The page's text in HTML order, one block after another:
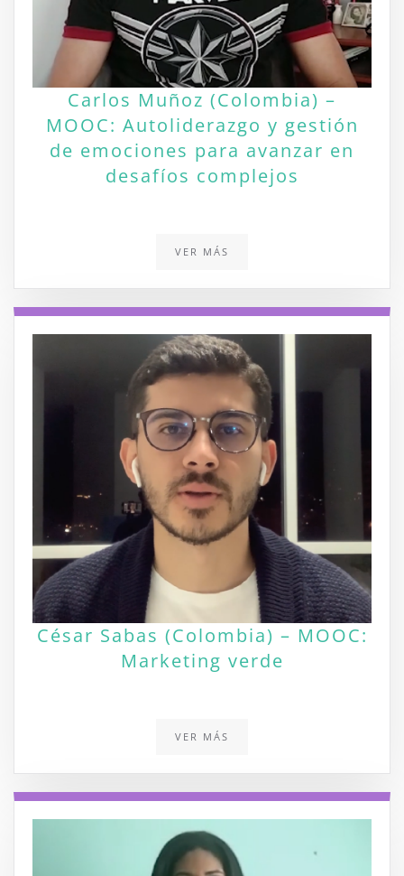
Carlos Muñoz (Colombia) –
MOOC: Autoliderazgo y gestión
de emociones para avanzar en
desafíos complejos
VER MÁS
César Sabas (Colombia) – MOOC:
Marketing verde
VER MÁS